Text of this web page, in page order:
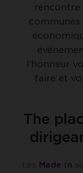
rencontre
l’honneur
faire et
The
Les Made In